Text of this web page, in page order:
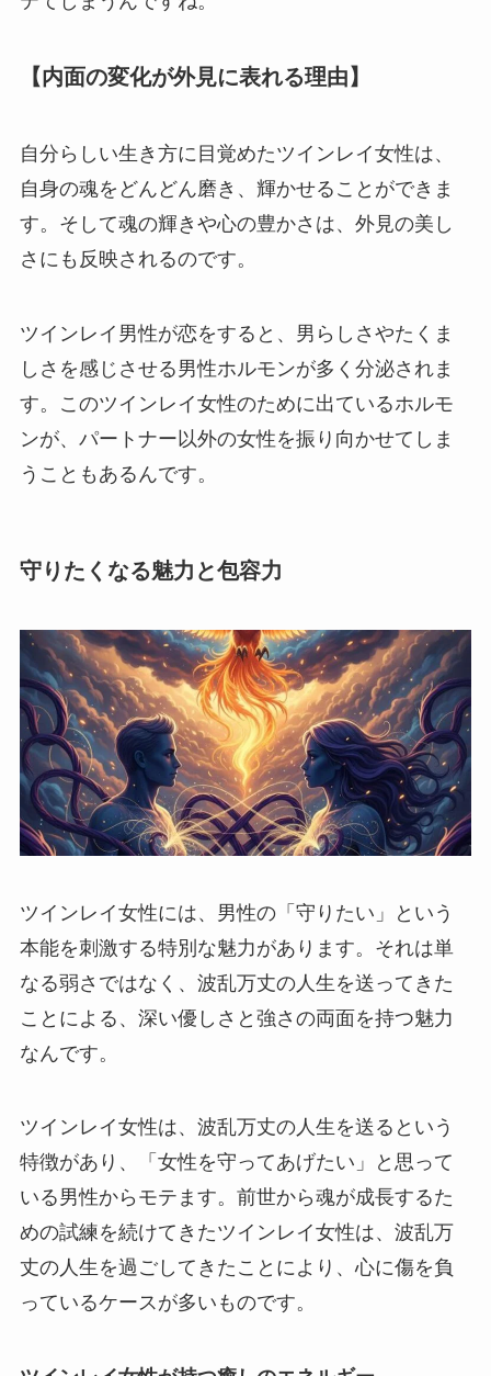
【内面の変化が外見に表れる理由】
自分らしい生き方に目覚めたツインレイ女性は、
自身の魂をどんどん磨き、輝かせることができま
す。そして魂の輝きや心の豊かさは、外見の美し
さにも反映されるのです。
ツインレイ男性が恋をすると、男らしさやたくま
しさを感じさせる男性ホルモンが多く分泌されま
す。このツインレイ女性のために出ているホルモ
ンが、パートナー以外の女性を振り向かせてしま
うこともあるんです。
守りたくなる魅力と包容力
ツインレイ女性には、男性の「守りたい」という
本能を刺激する特別な魅力があります。それは単
なる弱さではなく、波乱万丈の人生を送ってきた
ことによる、深い優しさと強さの両面を持つ魅力
なんです。
ツインレイ女性は、波乱万丈の人生を送るという
特徴があり、「女性を守ってあげたい」と思って
いる男性からモテます。前世から魂が成長するた
めの試練を続けてきたツインレイ女性は、波乱万
丈の人生を過ごしてきたことにより、心に傷を負
っているケースが多いものです。